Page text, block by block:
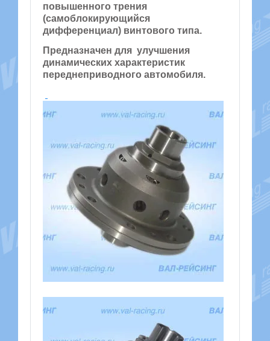
повышенного трения
(самоблокирующийся
дифференциал) винтового типа.
Предназначен для улучшения
динамических характеристик
переднеприводного автомобиля.